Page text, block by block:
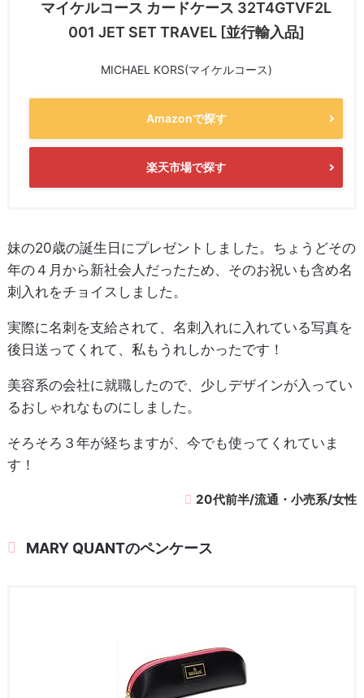
マイケルコース カードケース 32T4GTVF2L
001 JET SET TRAVEL [並行輸入品]
MICHAEL KORS(マイケルコース)
Amazonで探す
楽天市場で探す
妹の20歳の誕生日にプレゼントしました。ちょうどその
年の４月から新社会人だったため、そのお祝いも含め名
刺入れをチョイスしました。
実際に名刺を支給されて、名刺入れに入れている写真を
後日送ってくれて、私もうれしかったです！
美容系の会社に就職したので、少しデザインが入ってい
るおしゃれなものにしました。
そろそろ３年が経ちますが、今でも使ってくれていま
す！
20代前半/流通・小売系/女性
MARY QUANTのペンケース